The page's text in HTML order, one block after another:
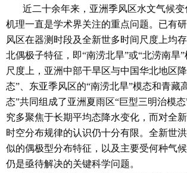
近二十余年来，亚洲季风区水文气候
机理一直是学术界关注的重点问题。已有
风区在器测时段及全新世多时间尺度上均
北偶极子特征，即“南涝北旱”或“北涝南旱
尺度上，亚洲中部干旱区与中国华北地区
态”、东亚季风区的“南涝北旱”模态和青藏
态”共同组成了亚洲夏雨区“巨型三明治模
究多聚焦于长期平均态降水变化，而对全
时空分布规律的认识仍十分有限。全新世
似的偶极型分布特征，以及主要受何种气
仍是亟待解决的关键科学问题。